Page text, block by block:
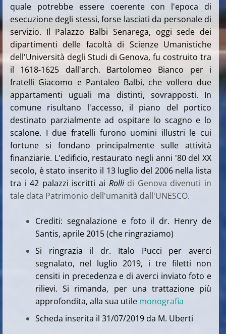
quale potrebbe essere coerente con l'epoca di
esecuzione degli stessi, forse lasciati da personale di
servizio. Il Palazzo Balbi Senarega, oggi sede dei
dipartimenti delle facoltà di Scienze Umanistiche
dell'Università degli Studi di Genova, fu costruito tra
il 1618-1625 dall'arch. Bartolomeo Bianco per i
fratelli Giacomo e Pantaleo Balbi, che vollero due
appartamenti uguali ma distinti, sovrapposti. In
comune risultano l'accesso, il piano del portico
destinato parzialmente ad ospitare lo scagno e lo
scalone. I due fratelli furono uomini illustri le cui
fortune si fondano principalmente sulle attività
finanziarie. L'edificio, restaurato negli anni '80 del XX
secolo, è stato inserito il 13 luglio del 2006 nella lista
tra i 42 palazzi iscritti ai Rollidi Genova divenuti in
tale data Patrimonio dell'umanità dall'UNESCO.
Crediti: segnalazione e foto il dr. Henry de
Santis, aprile 2015 (che ringraziamo)
Si ringrazia il dr. Italo Pucci per averci
segnalato, nel luglio 2019, i tre filetti non
censiti in precedenza e di averci inviato foto e
rilievi. Si rimanda, per una trattazione più
approfondita, alla sua utile monografia
Scheda inserita il 31/07/2019 da M. Uberti